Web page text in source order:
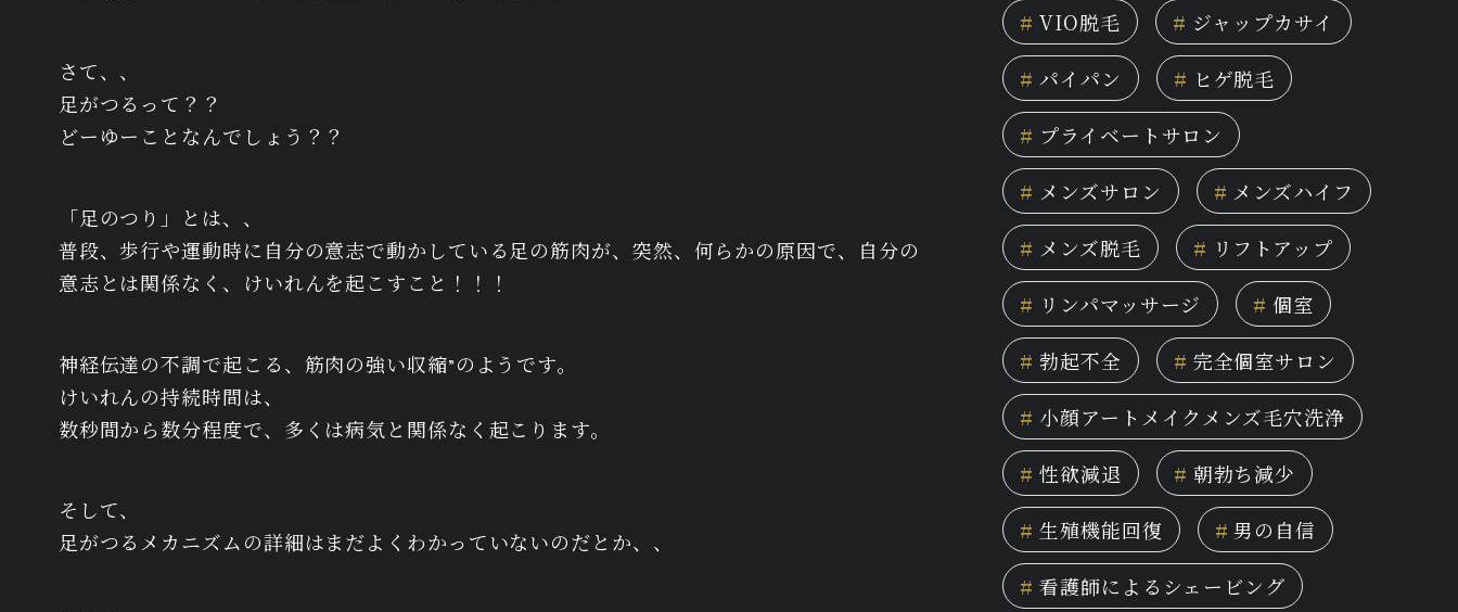
さて、、
足がつるって？？
どーゆーことなんでしょう？？
「足のつり」とは、、
普段、歩行や運動時に自分の意志で動かしている足の筋肉が、突然、何らかの原因で、自分の
意志とは関係なく、けいれんを起こすこと！！！
神経伝達の不調で起こる、筋肉の強い収縮”のようです。
けいれんの持続時間は、
数秒間から数分程度で、多くは病気と関係なく起こります。
そして、
足がつるメカニズムの詳細はまだよくわかっていないのだとか、、
# VIO脱毛 # ジャップカサイ
# パイパン # ヒゲ脱毛
# プライベートサロン
# メンズサロン # メンズハイフ
# メンズ脱毛 # リフトアップ
# リンパマッサージ # 個室
# 勃起不全 # 完全個室サロン
# 小顔アートメイクメンズ毛穴洗浄
# 性欲減退 # 朝勃ち減少
# 生殖機能回復 # 男の自信
# 看護師によるシェービング